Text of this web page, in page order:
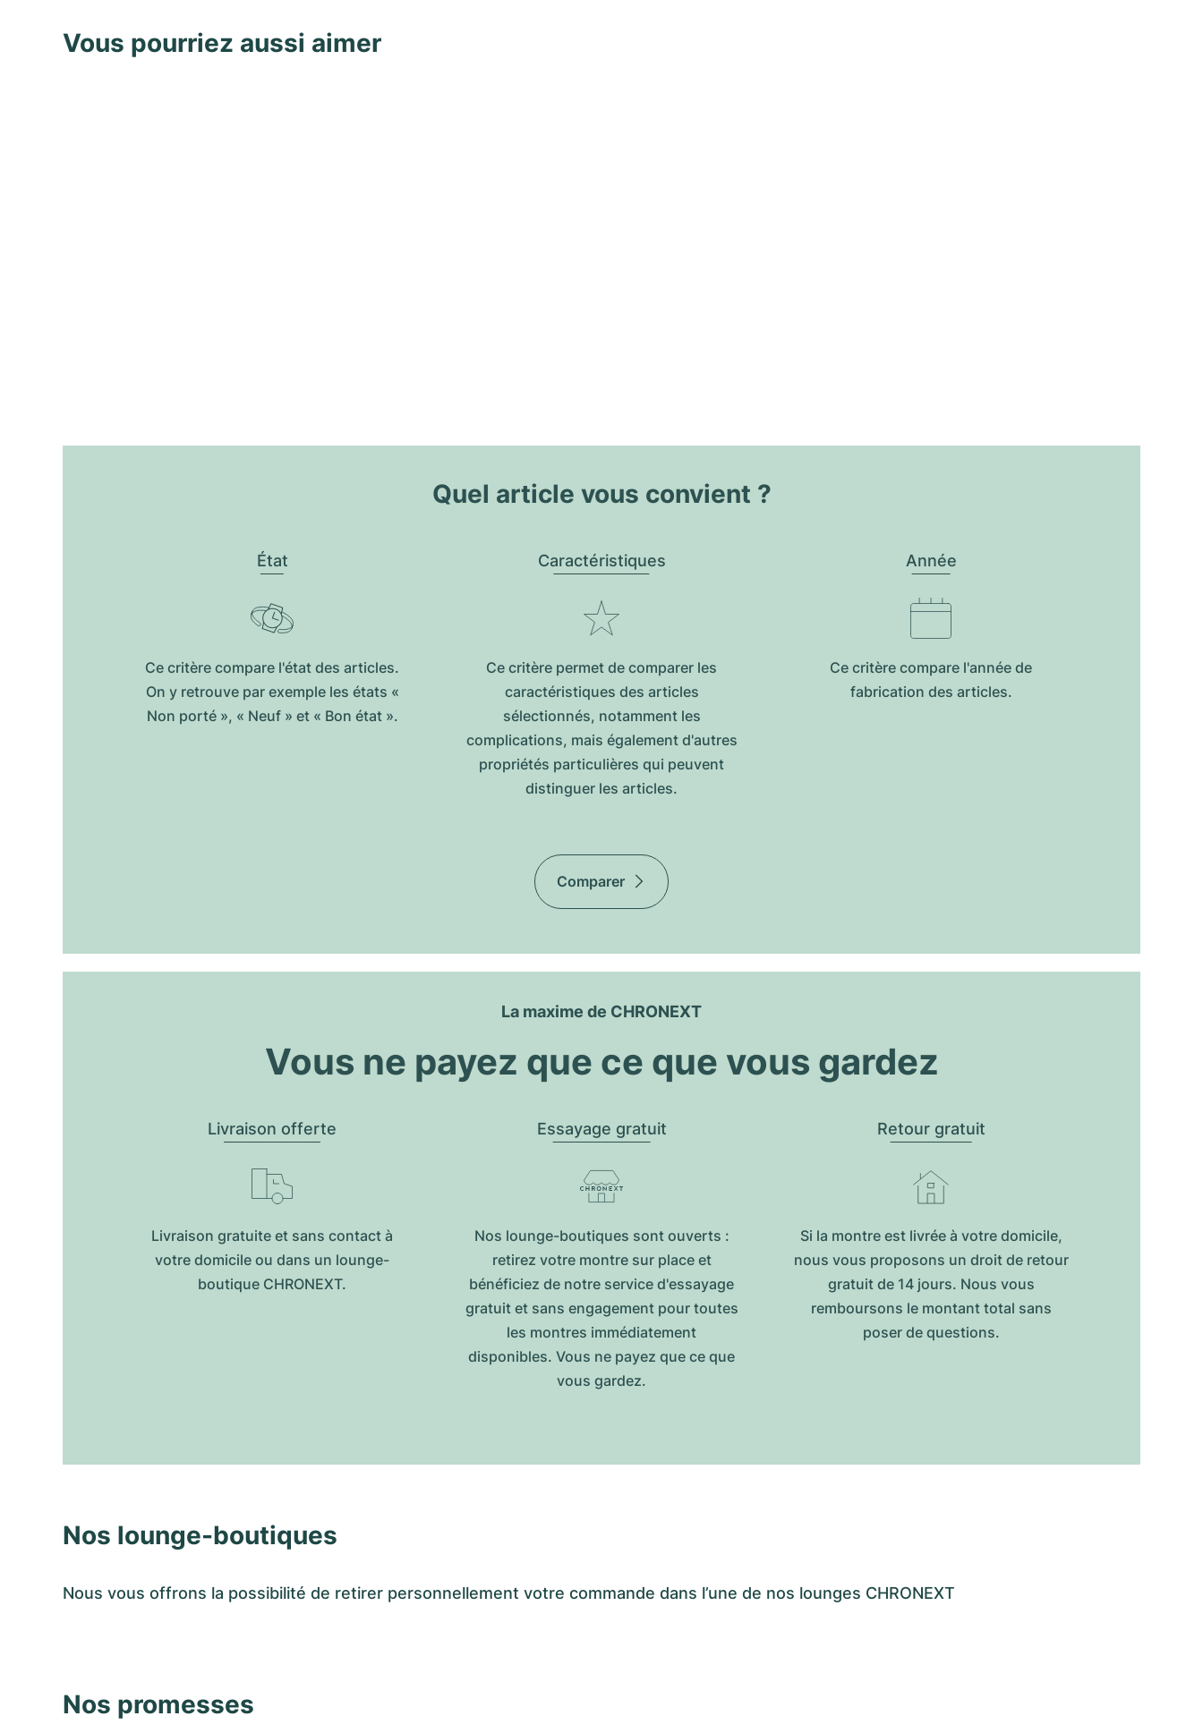
Vous pourriez aussi aimer
Quel article vous convient ?
État
Ce critère compare l'état des articles.
On y retrouve par exemple les états «
Non porté », « Neuf » et « Bon état ».
Caractéristiques
Ce critère permet de comparer les
caractéristiques des articles
sélectionnés, notamment les
complications, mais également d'autres
propriétés particulières qui peuvent
distinguer les articles.
Année
Ce critère compare l'année de
fabrication des articles.
Comparer
La maxime de CHRONEXT
Vous ne payez que ce que vous gardez
Livraison offerte
Livraison gratuite et sans contact à
votre domicile ou dans un lounge-
boutique CHRONEXT.
Essayage gratuit
Nos lounge-boutiques sont ouverts :
retirez votre montre sur place et
bénéficiez de notre service d'essayage
gratuit et sans engagement pour toutes
les montres immédiatement
disponibles. Vous ne payez que ce que
vous gardez.
Retour gratuit
Si la montre est livrée à votre domicile,
nous vous proposons un droit de retour
gratuit de 14 jours. Nous vous
remboursons le montant total sans
poser de questions.
Nos lounge-boutiques
Nous vous offrons la possibilité de retirer personnellement votre commande dans l’une de nos lounges CHRONEXT
Nos promesses